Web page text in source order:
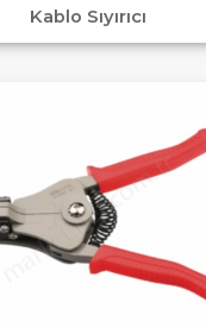
Kablo Sıyırıcı